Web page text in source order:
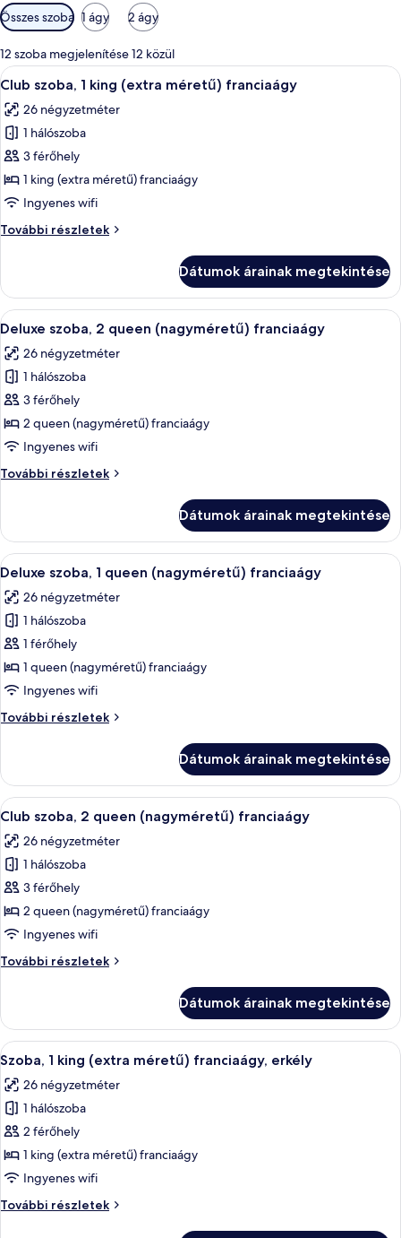
Szobákhoz
rendelkezésre
álló
szűrők
Összes szoba 1 ágy 2 ágy
12 szoba megjelenítése 12 közül
A
következő
szoba
összes
képének
megtekintése:
Club
1
méretű)
franciaágy
Egy modern szállodaszoba,
10
Club szoba, 1 king (extra méretű) franciaágy
26 négyzetméter
1 hálószoba
3 férőhely
1 king (extra méretű) franciaágy
Ingyenes wifi
További részletek
Club
(extra
méretű)
franciaágy
részletei
Dátumok árainak megtekintése
A
következő
szoba
összes
képének
megtekintése:
Deluxe
2
franciaágy
Egy kétágyas szoba, íróasztallal,
7
Deluxe szoba, 2 queen (nagyméretű) franciaágy
26 négyzetméter
1 hálószoba
3 férőhely
2 queen (nagyméretű) franciaágy
Ingyenes wifi
További részletek
Deluxe
(nagyméretű)
franciaágy
további
Dátumok árainak megtekintése
A
következő
szoba
összes
képének
megtekintése:
Deluxe
1
franciaágy
Egy szállodai szoba, amelyben egy
5
Deluxe szoba, 1 queen (nagyméretű) franciaágy
26 négyzetméter
1 hálószoba
1 férőhely
1 queen (nagyméretű) franciaágy
Ingyenes wifi
További részletek
Deluxe
(nagyméretű)
franciaágy
további
Dátumok árainak megtekintése
A
következő
szoba
összes
képének
megtekintése:
Club
2
franciaágy
Prémium ágynemű, minibár, széf a
8
Club szoba, 2 queen (nagyméretű) franciaágy
26 négyzetméter
1 hálószoba
3 férőhely
2 queen (nagyméretű) franciaágy
Ingyenes wifi
További részletek
Club
(nagyméretű)
franciaágy
további
Dátumok árainak megtekintése
A
következő
szoba
összes
képének
megtekintése:
Szoba,
king
Egy modern szállodai szoba,
9
Szoba, 1 king (extra méretű) franciaágy, erkély
26 négyzetméter
1 hálószoba
2 férőhely
1 king (extra méretű) franciaágy
Ingyenes wifi
További részletek
Szoba,